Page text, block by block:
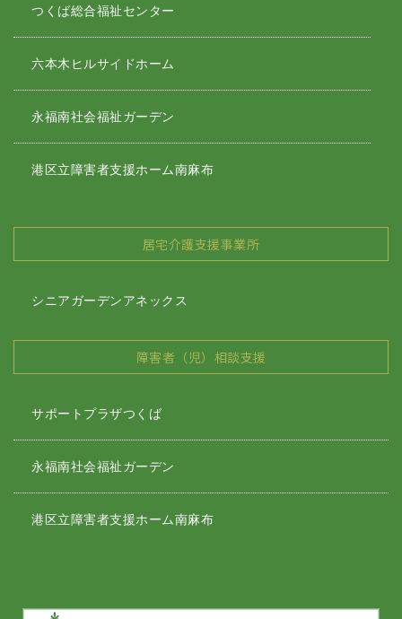
つくば総合福祉センター
六本木ヒルサイドホーム
永福南社会福祉ガーデン
港区立障害者支援ホーム南麻布
居宅介護支援事業所
シニアガーデンアネックス
障害者（児）相談支援
サポートプラザつくば
永福南社会福祉ガーデン
港区立障害者支援ホーム南麻布